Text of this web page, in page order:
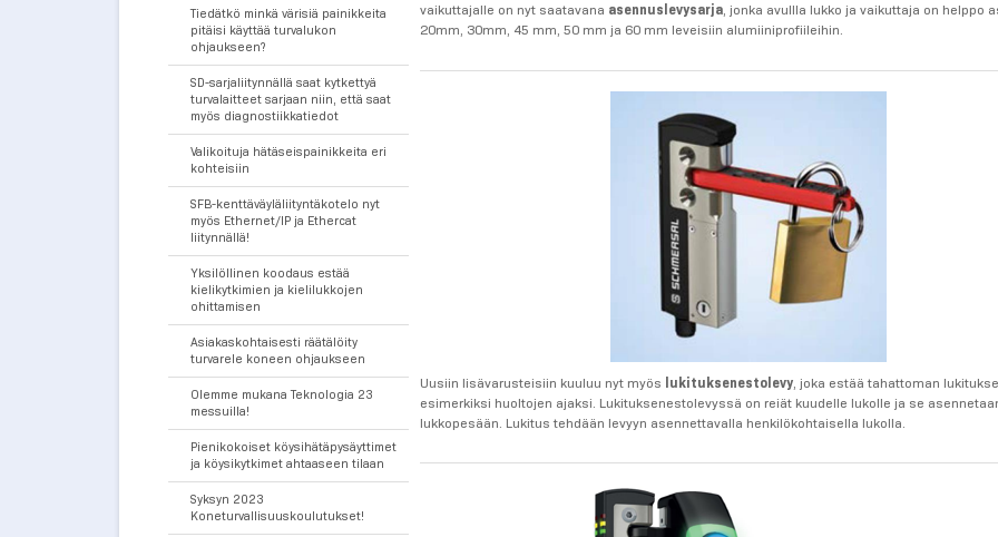
Tiedätkö minkä värisiä painikkeita
pitäisi käyttää turvalukon
ohjaukseen?
SD-sarjaliitynnällä saat kytkettyä
turvalaitteet sarjaan niin, että saat
myös diagnostiikkatiedot
Valikoituja hätäseispainikkeita eri
kohteisiin
SFB-kenttäväyläliityntäkotelo nyt
myös Ethernet/IP ja Ethercat
liitynnällä!
Yksilöllinen koodaus estää
kielikytkimien ja kielilukkojen
ohittamisen
Asiakaskohtaisesti räätälöity
turvarele koneen ohjaukseen
Olemme mukana Teknologia 23
messuilla!
Pienikokoiset köysihätäpysäyttimet
ja köysikytkimet ahtaaseen tilaan
Syksyn 2023
Koneturvallisuuskoulutukset!
vaikuttajalle on nyt saatavana asennuslevysarja, jonka avullla lukko ja vaikuttaja on helppo
20mm, 30mm, 45 mm, 50 mm ja 60 mm leveisiin alumiiniprofiileihin.
Uusiin lisävarusteisiin kuuluu nyt myös lukituksenestolevy , joka estää tahattoman
esimerkiksi huoltojen ajaksi. Lukituksenestolevyssä on reiät kuudelle lukolle ja se
lukkopesään. Lukitus tehdään levyyn asennettavalla henkilökohtaisella lukolla.